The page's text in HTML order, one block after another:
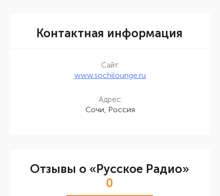
Контактная информация
Сайт:
www.sochilounge.ru
Адрес:
Сочи, Россия
Отзывы о «Русское Радио»
0